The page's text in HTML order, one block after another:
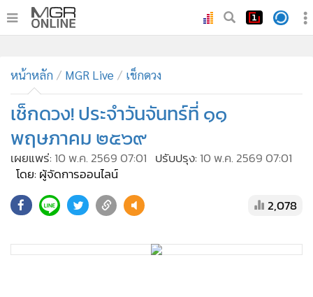
• ทันเหตุการณ์
• ภาคใต้
• ภูมิภาค
• Online Section
• บันเทิง
ผู้จัดการรายวัน
• คอลัมนิสต์
• CbizReview
หน้าหลัก MGR Live เช็กดวง
เช็กดวง! ประจำวันจันทร์ที่ ๑๑
พฤษภาคม ๒๕๖๙
เผยแพร่: 10 พ.ค. 2569 07:01 ปรับปรุง: 10 พ.ค. 2569 07:01
โดย: ผู้จัดการออนไลน์
2,078